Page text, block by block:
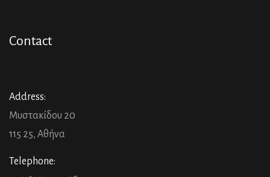
Contact
Address:
Μυστακίδου 20
115 25, Αθήνα
Telephone: